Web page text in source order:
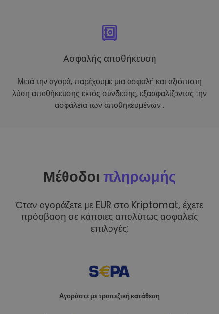
Ασφαλής αποθήκευση
Μετά την αγορά, παρέχουμε μια ασφαλή και αξιόπιστη
λύση αποθήκευσης εκτός σύνδεσης, εξασφαλίζοντας την
ασφάλεια των αποθηκευμένων .
Μέθοδοι πληρωμής
Όταν αγοράζετε με EUR στο Kriptomat, έχετε
πρόσβαση σε κάποιες απολύτως ασφαλείς
επιλογές:
Αγοράστε με τραπεζική κατάθεση